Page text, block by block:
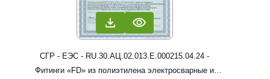
СГР - ЕЭС - RU.30.АЦ.02.013.Е.000215.04.24 -
Фитинги «FD» из полиэтилена электросварные и